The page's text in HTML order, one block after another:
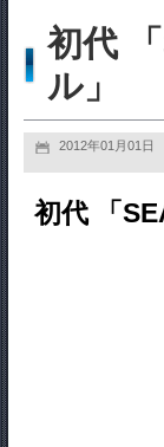
初代
ル」
2012年01月01日
初代 「